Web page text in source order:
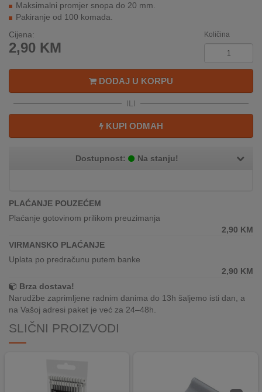
NOVO
U
PONUDI
REKLAMACIJA
NAMA
KATALOZI
KAKO
KUPITI?
KUPOVINA
IZ
INOSTRANSTVA
Maksimalni promjer snopa do 20 mm.
Pakiranje od 100 komada.
Cijena:
2,90 KM
Količina
DODAJ U KORPU
ILI
KUPI ODMAH
Dostupnost: Na stanju!
PLAĆANJE POUZEĆEM
Plaćanje gotovinom prilikom preuzimanja
2,90 KM
VIRMANSKO PLAĆANJE
Uplata po predračunu putem banke
2,90 KM
Brza dostava!
Narudžbe zaprimljene radnim danima do 13h šaljemo isti dan, a
na Vašoj adresi paket je već za 24–48h.
SLIČNI PROIZVODI